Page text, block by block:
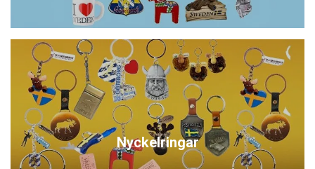
Nyckelringar